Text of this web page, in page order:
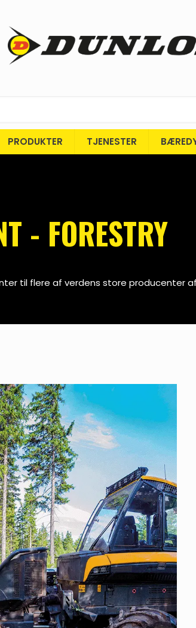
PRODUKTER TJENESTER
- FORESTRY
til flere af verdens store producenter